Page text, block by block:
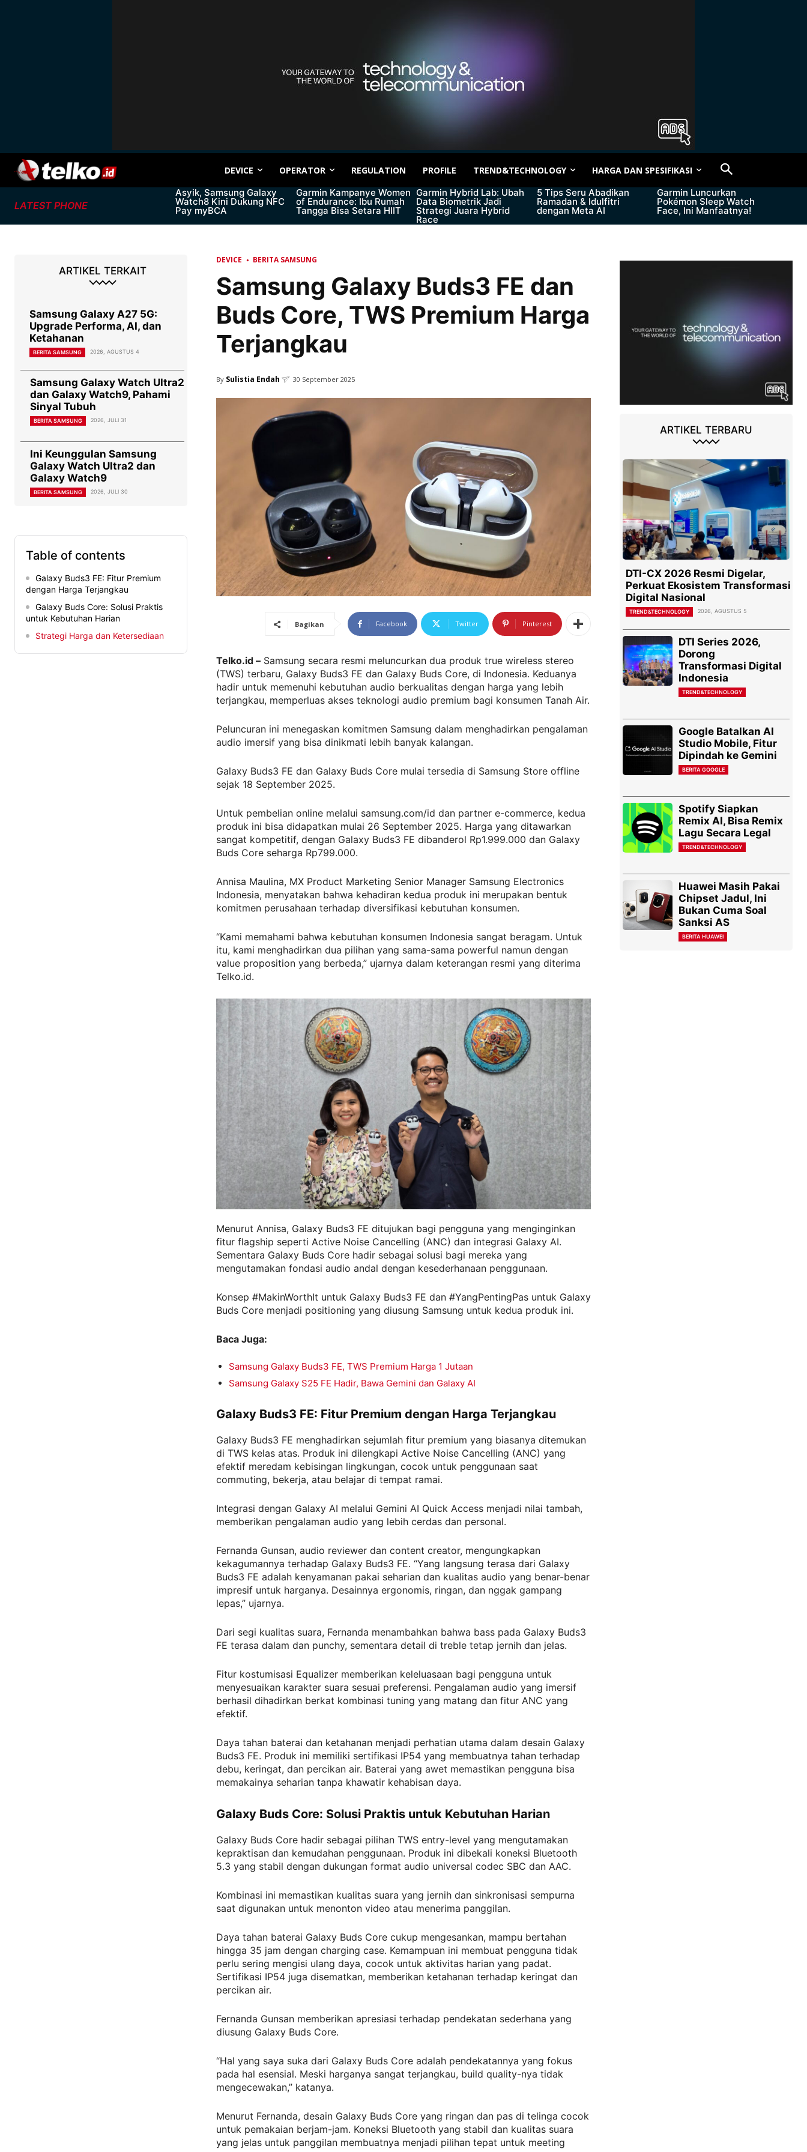
DEVICE OPERATOR REGULATION PROFILE TREND&TECHNOLOGY HARGA DAN SPESIFIKASI
LATEST PHONE
Asyik, Samsung Galaxy
Watch8 Kini Dukung NFC
Pay myBCA
Garmin Kampanye Women
of Endurance: Ibu Rumah
Tangga Bisa Setara HIIT
Garmin Hybrid Lab: Ubah
Data Biometrik Jadi
Strategi Juara Hybrid
Race
5 Tips Seru Abadikan
Ramadan & Idulfitri
dengan Meta AI
Garmin Luncurkan
Pokémon Sleep Watch
Face, Ini Manfaatnya!
ARTIKEL TERKAIT
Samsung Galaxy A27 5G:
Upgrade Performa, AI, dan
Ketahanan
BERITA SAMSUNG 2026, AGUSTUS 4
Samsung Galaxy Watch Ultra2
dan Galaxy Watch9, Pahami
Sinyal Tubuh
BERITA SAMSUNG 2026, JULI 31
Ini Keunggulan Samsung
Galaxy Watch Ultra2 dan
Galaxy Watch9
BERITA SAMSUNG 2026, JULI 30
Table of contents
Galaxy Buds3 FE: Fitur Premium
dengan Harga Terjangkau
Galaxy Buds Core: Solusi Praktis
untuk Kebutuhan Harian
Strategi Harga dan Ketersediaan
DEVICE BERITA SAMSUNG
Samsung Galaxy Buds3 FE dan
Buds Core, TWS Premium Harga
Terjangkau
By Sulistia Endah 30 September 2025
Bagikan Facebook Twitter Pinterest
Telko.id – Samsung secara resmi meluncurkan dua produk true wireless stereo
(TWS) terbaru, Galaxy Buds3 FE dan Galaxy Buds Core, di Indonesia. Keduanya
hadir untuk memenuhi kebutuhan audio berkualitas dengan harga yang lebih
terjangkau, memperluas akses teknologi audio premium bagi konsumen Tanah Air.
Peluncuran ini menegaskan komitmen Samsung dalam menghadirkan pengalaman
audio imersif yang bisa dinikmati lebih banyak kalangan.
Galaxy Buds3 FE dan Galaxy Buds Core mulai tersedia di Samsung Store offline
sejak 18 September 2025.
Untuk pembelian online melalui samsung.com/id dan partner e-commerce, kedua
produk ini bisa didapatkan mulai 26 September 2025. Harga yang ditawarkan
sangat kompetitif, dengan Galaxy Buds3 FE dibanderol Rp1.999.000 dan Galaxy
Buds Core seharga Rp799.000.
Annisa Maulina, MX Product Marketing Senior Manager Samsung Electronics
Indonesia, menyatakan bahwa kehadiran kedua produk ini merupakan bentuk
komitmen perusahaan terhadap diversifikasi kebutuhan konsumen.
“Kami memahami bahwa kebutuhan konsumen Indonesia sangat beragam. Untuk
itu, kami menghadirkan dua pilihan yang sama-sama powerful namun dengan
value proposition yang berbeda,” ujarnya dalam keterangan resmi yang diterima
Telko.id.
Menurut Annisa, Galaxy Buds3 FE ditujukan bagi pengguna yang menginginkan
fitur flagship seperti Active Noise Cancelling (ANC) dan integrasi Galaxy AI.
Sementara Galaxy Buds Core hadir sebagai solusi bagi mereka yang
mengutamakan fondasi audio andal dengan kesederhanaan penggunaan.
Konsep #MakinWorthIt untuk Galaxy Buds3 FE dan #YangPentingPas untuk Galaxy
Buds Core menjadi positioning yang diusung Samsung untuk kedua produk ini.
Baca Juga:
Samsung Galaxy Buds3 FE, TWS Premium Harga 1 Jutaan
Samsung Galaxy S25 FE Hadir, Bawa Gemini dan Galaxy AI
Galaxy Buds3 FE: Fitur Premium dengan Harga Terjangkau
Galaxy Buds3 FE menghadirkan sejumlah fitur premium yang biasanya ditemukan
di TWS kelas atas. Produk ini dilengkapi Active Noise Cancelling (ANC) yang
efektif meredam kebisingan lingkungan, cocok untuk penggunaan saat
commuting, bekerja, atau belajar di tempat ramai.
Integrasi dengan Galaxy AI melalui Gemini AI Quick Access menjadi nilai tambah,
memberikan pengalaman audio yang lebih cerdas dan personal.
Fernanda Gunsan, audio reviewer dan content creator, mengungkapkan
kekagumannya terhadap Galaxy Buds3 FE. “Yang langsung terasa dari Galaxy
Buds3 FE adalah kenyamanan pakai seharian dan kualitas audio yang benar-benar
impresif untuk harganya. Desainnya ergonomis, ringan, dan nggak gampang
lepas,” ujarnya.
Dari segi kualitas suara, Fernanda menambahkan bahwa bass pada Galaxy Buds3
FE terasa dalam dan punchy, sementara detail di treble tetap jernih dan jelas.
Fitur kostumisasi Equalizer memberikan keleluasaan bagi pengguna untuk
menyesuaikan karakter suara sesuai preferensi. Pengalaman audio yang imersif
berhasil dihadirkan berkat kombinasi tuning yang matang dan fitur ANC yang
efektif.
Daya tahan baterai dan ketahanan menjadi perhatian utama dalam desain Galaxy
Buds3 FE. Produk ini memiliki sertifikasi IP54 yang membuatnya tahan terhadap
debu, keringat, dan percikan air. Baterai yang awet memastikan pengguna bisa
memakainya seharian tanpa khawatir kehabisan daya.
Galaxy Buds Core: Solusi Praktis untuk Kebutuhan Harian
Galaxy Buds Core hadir sebagai pilihan TWS entry-level yang mengutamakan
kepraktisan dan kemudahan penggunaan. Produk ini dibekali koneksi Bluetooth
5.3 yang stabil dengan dukungan format audio universal codec SBC dan AAC.
Kombinasi ini memastikan kualitas suara yang jernih dan sinkronisasi sempurna
saat digunakan untuk menonton video atau menerima panggilan.
Daya tahan baterai Galaxy Buds Core cukup mengesankan, mampu bertahan
hingga 35 jam dengan charging case. Kemampuan ini membuat pengguna tidak
perlu sering mengisi ulang daya, cocok untuk aktivitas harian yang padat.
Sertifikasi IP54 juga disematkan, memberikan ketahanan terhadap keringat dan
percikan air.
Fernanda Gunsan memberikan apresiasi terhadap pendekatan sederhana yang
diusung Galaxy Buds Core.
“Hal yang saya suka dari Galaxy Buds Core adalah pendekatannya yang fokus
pada hal esensial. Meski harganya sangat terjangkau, build quality-nya tidak
mengecewakan,” katanya.
Menurut Fernanda, desain Galaxy Buds Core yang ringan dan pas di telinga cocok
untuk pemakaian berjam-jam. Koneksi Bluetooth yang stabil dan kualitas suara
yang jelas untuk panggilan membuatnya menjadi pilihan tepat untuk meeting
ARTIKEL TERBARU
DTI-CX 2026 Resmi Digelar,
Perkuat Ekosistem Transformasi
Digital Nasional
TREND&TECHNOLOGY 2026, AGUSTUS 5
DTI Series 2026,
Dorong
Transformasi Digital
Indonesia
TREND&TECHNOLOGY
Google Batalkan AI
Studio Mobile, Fitur
Dipindah ke Gemini
BERITA GOOGLE
Spotify Siapkan
Remix AI, Bisa Remix
Lagu Secara Legal
TREND&TECHNOLOGY
Huawei Masih Pakai
Chipset Jadul, Ini
Bukan Cuma Soal
Sanksi AS
BERITA HUAWEI